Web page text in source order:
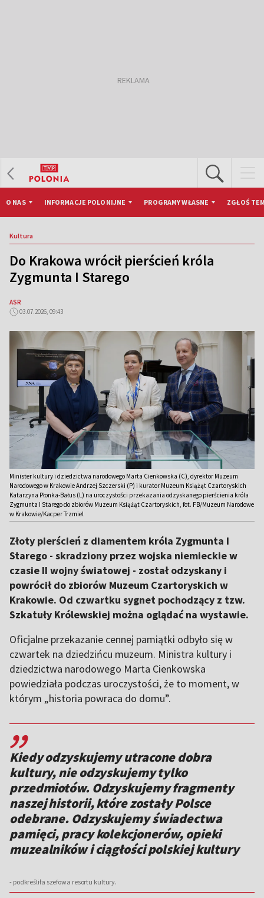
O NAS INFORMACJE POLONIJNE PROGRAMY WŁASNE ZGŁOŚ
Kultura
Do Krakowa wrócił pierścień króla
Zygmunta I Starego
ASR
03.07.2026, 09:43
Minister kultury i dziedzictwa narodowego Marta Cienkowska (C), dyrektor Muzeum
Narodowego w Krakowie Andrzej Szczerski (P) i kurator Muzeum Książąt Czartoryskich
Katarzyna Płonka-Bałus (L) na uroczystości przekazania odzyskanego pierścienia króla
Zygmunta I Starego do zbiorów Muzeum Książąt Czartoryskich, fot. FB/Muzeum Narodowe
w Krakowie/Kacper Trzmiel
Złoty pierścień z diamentem króla Zygmunta I
Starego - skradziony przez wojska niemieckie w
czasie II wojny światowej - został odzyskany i
powrócił do zbiorów Muzeum Czartoryskich w
Krakowie. Od czwartku sygnet pochodzący z tzw.
Szkatuły Królewskiej można oglądać na wystawie.
Oficjalne przekazanie cennej pamiątki odbyło się w
czwartek na dziedzińcu muzeum. Ministra kultury i
dziedzictwa narodowego Marta Cienkowska
powiedziała podczas uroczystości, że to moment, w
którym „historia powraca do domu”.
,,
Kiedy odzyskujemy utracone dobra
kultury, nie odzyskujemy tylko
przedmiotów. Odzyskujemy fragmenty
naszej historii, które zostały Polsce
odebrane. Odzyskujemy świadectwa
pamięci, pracy kolekcjonerów, opieki
muzealników i ciągłości polskiej kultury
- podkreśliła szefowa resortu kultury.